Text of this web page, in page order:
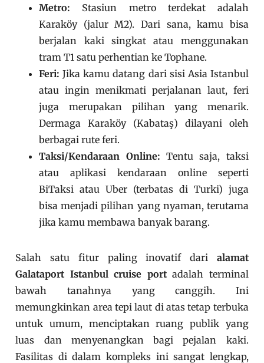
Metro: Stasiun metro terdekat adalah
Karaköy (jalur M2). Dari sana, kamu bisa
berjalan kaki singkat atau menggunakan
tram T1 satu perhentian ke Tophane.
Feri: Jika kamu datang dari sisi Asia Istanbul
atau ingin menikmati perjalanan laut, feri
juga merupakan pilihan yang menarik.
Dermaga Karaköy (Kabataş) dilayani oleh
berbagai rute feri.
Taksi/Kendaraan Online: Tentu saja, taksi
atau aplikasi kendaraan online seperti
BiTaksi atau Uber (terbatas di Turki) juga
bisa menjadi pilihan yang nyaman, terutama
jika kamu membawa banyak barang.
Salah satu fitur paling inovatif dari alamat
Galataport Istanbul cruise portadalah terminal
bawah tanahnya yang canggih. Ini
memungkinkan area tepi laut di atas tetap terbuka
untuk umum, menciptakan ruang publik yang
luas dan menyenangkan bagi pejalan kaki.
Fasilitas di dalam kompleks ini sangat lengkap,